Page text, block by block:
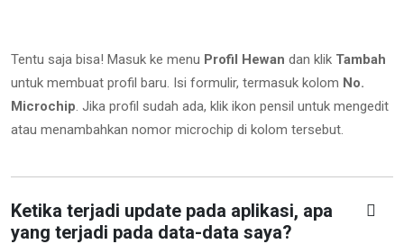
Tentu saja bisa! Masuk ke menu Profil Hewan dan klik Tambah
untuk membuat profil baru. Isi formulir, termasuk kolom No.
Microchip. Jika profil sudah ada, klik ikon pensil untuk mengedit
atau menambahkan nomor microchip di kolom tersebut.
Ketika terjadi update pada aplikasi, apa
yang terjadi pada data-data saya?